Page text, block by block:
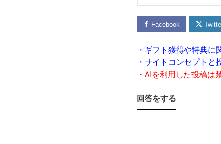
お
す
す
め
の自
Facebook
・ギフト獲得や特典に
・サイトコンセプトと
・AIを利用した投稿は
回答をする